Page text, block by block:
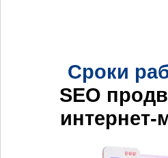
Сроки
SEO
интернет-